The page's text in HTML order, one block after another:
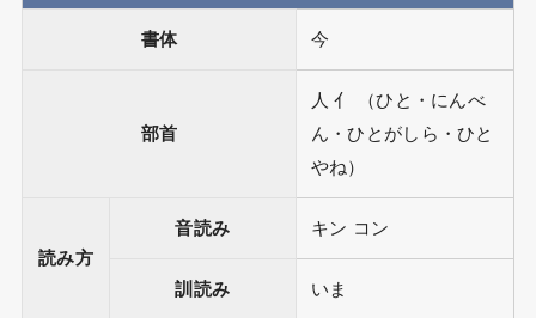
書体 今
部首
人 亻 （ひと・にんべ
ん・ひとがしら・ひと
やね）
読み方
音読み キン コン
訓読み いま